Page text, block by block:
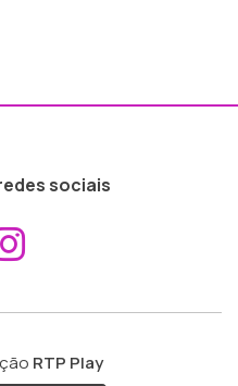
sociais
ao
RTP Play